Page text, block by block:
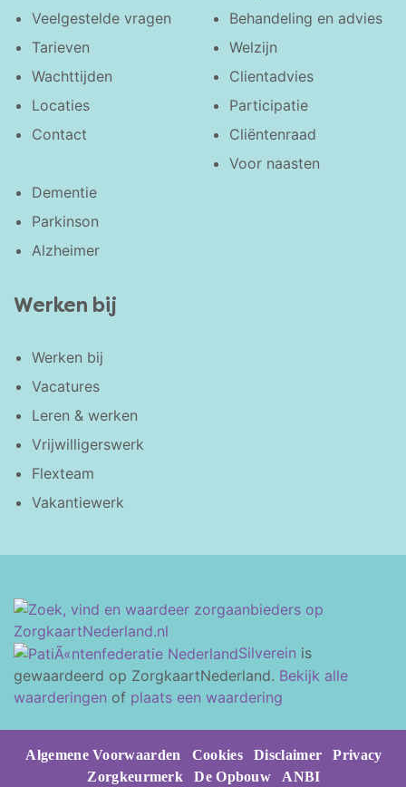
Veelgestelde vragen
Tarieven
Wachttijden
Locaties
Contact
Behandeling en advies
Welzijn
Clientadvies
Participatie
Cliëntenraad
Voor naasten
Dementie
Parkinson
Alzheimer
Werken bij
Werken bij
Vacatures
Leren & werken
Vrijwilligerswerk
Flexteam
Vakantiewerk
Silverein is
gewaardeerd op ZorgkaartNederland. Bekijk alle
waarderingen of plaats een waardering
Algemene Voorwaarden Cookies Disclaimer
Privacy
Zorgkeurmerk
De Opbouw ANBI